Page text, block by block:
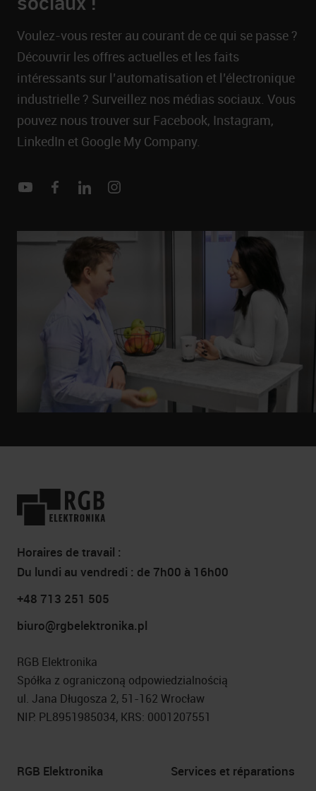
Voulez-vous rester au courant de ce qui se passe ?
Découvrir les offres actuelles et les faits
intéressants sur l’automatisation et l’électronique
industrielle ? Surveillez nos médias sociaux. Vous
pouvez nous trouver sur Facebook, Instagram,
LinkedIn et Google My Company.
YoutubeFacebookLinkedinInstagram
Horaires de travail :
Du lundi au vendredi : de 7h00 à 16h00
+48 713 251 505
biuro@rgbelektronika.pl
RGB Elektronika
Spółka z ograniczoną odpowiedzialnością
ul. Jana Długosza 2, 51-162 Wrocław
NIP: PL8951985034, KRS: 0001207551
RGB Elektronika Services et réparations